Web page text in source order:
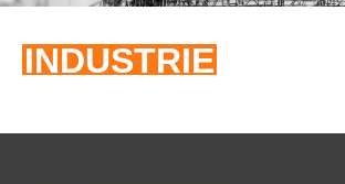
INDUSTRIE